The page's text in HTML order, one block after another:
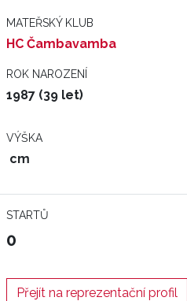
MATEŘSKÝ KLUB
HC Čambavamba
ROK NAROZENÍ
1987 (39 let)
VÝŠKA
cm
STARTŮ
0
Přejít na reprezentační profil